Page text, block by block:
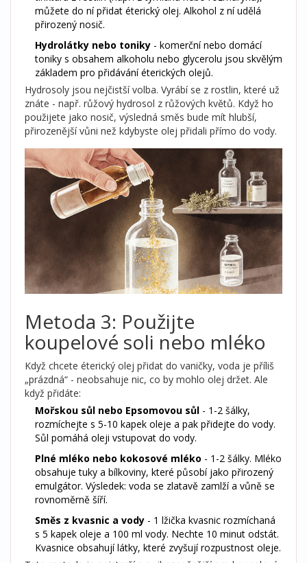
můžete do ní přidat éterický olej. Alkohol z ní udělá
přirozený nosič.
Hydrolátky nebo toniky - komerční nebo domácí
toniky s obsahem alkoholu nebo glycerolu jsou skvělým
základem pro přidávání éterických olejů.
Hydrosoly jsou nejčistší volba. Vyrábí se z rostlin, které už
znáte - např. růžový hydrosol z růžových květů. Když ho
použijete jako nosič, výsledná směs bude mít hlubší,
přirozenější vůni než kdybyste olej přidali přímo do vody.
Metoda 3: Použijte
koupelové soli nebo mléko
Když chcete éterický olej přidat do vaničky, voda je příliš
„prázdná“ - neobsahuje nic, co by mohlo olej držet. Ale
když přidáte:
Mořskou sůl nebo Epsomovou sůl - 1-2 šálky,
rozmíchejte s 5-10 kapek oleje a pak přidejte do vody.
Sůl pomáhá oleji vstupovat do vody.
Plné mléko nebo kokosové mléko - 1-2 šálky. Mléko
obsahuje tuky a bílkoviny, které působí jako přirozený
emulgátor. Výsledek: voda se zlatavě zamlží a vůně se
rovnoměrně šíří.
Směs z kvasnic a vody - 1 lžička kvasnic rozmíchaná
s 5 kapek oleje a 100 ml vody. Nechte 10 minut odstát.
Kvasnice obsahují látky, které zvyšují rozpustnost oleje.